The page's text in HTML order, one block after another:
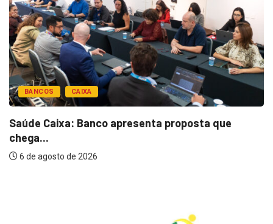
BANCOS CAIXA
Saúde Caixa: Banco apresenta proposta que
chega...
6 de agosto de 2026